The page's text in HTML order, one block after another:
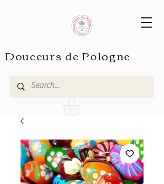
Douceurs de Pologne